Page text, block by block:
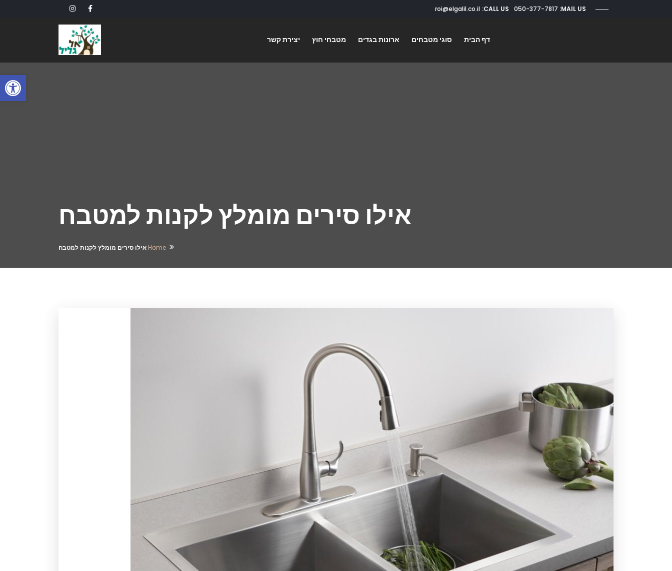
MAIL US:
CALL US: 050-377-7817
דף הבית סוגי מטבחים ארונות בגדים מטבחי חוץ יצירת קשר
אילו סירים מומלץ לקנות למטבח
Home אילו סירים מומלץ לקנות למטבח